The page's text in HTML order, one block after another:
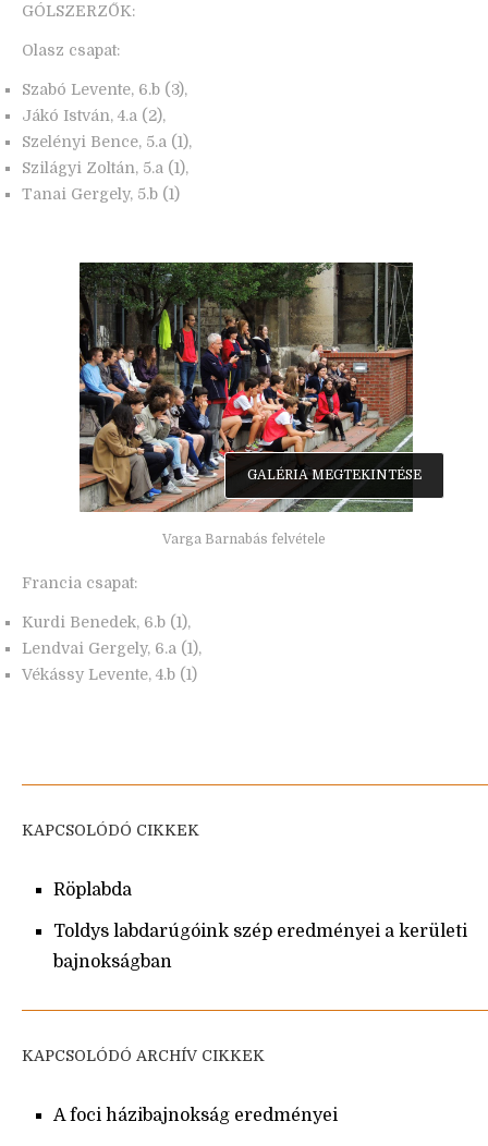
GÓLSZERZŐK:
Olasz csapat:
Szabó Levente, 6.b (3),
Jákó István, 4.a (2),
Szelényi Bence, 5.a (1),
Szilágyi Zoltán, 5.a (1),
Tanai Gergely, 5.b (1)
Varga Barnabás felvétele
GALÉRIA MEGTEKINTÉSE
Francia csapat:
Kurdi Benedek, 6.b (1),
Lendvai Gergely, 6.a (1),
Vékássy Levente, 4.b (1)
KAPCSOLÓDÓ CIKKEK
Röplabda
Toldys labdarúgóink szép eredményei a kerületi
bajnokságban
KAPCSOLÓDÓ ARCHÍV CIKKEK
A foci házibajnokság eredményei